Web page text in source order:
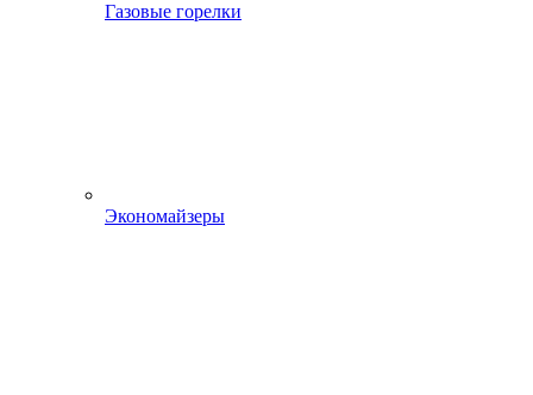
Газовые горелки
Экономайзеры